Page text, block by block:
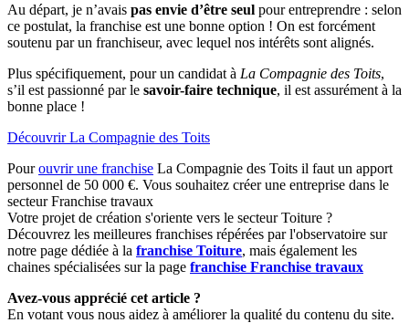
Au départ, je n’avais pas envie d’être seul pour entreprendre : selon
ce postulat, la franchise est une bonne option ! On est forcément
soutenu par un franchiseur, avec lequel nos intérêts sont alignés.
Plus spécifiquement, pour un candidat à La Compagnie des Toits,
s’il est passionné par le savoir-faire technique, il est assurément à la
bonne place !
Découvrir La Compagnie des Toits
Pourouvrir une franchise La Compagnie des Toits il faut un apport
personnel de 50 000 €. Vous souhaitez créer une entreprise dans le
secteur Franchise travaux
Votre projet de création s'oriente vers le secteur Toiture ?
Découvrez les meilleures franchises répérées par l'observatoire sur
notre page dédiée à la franchise Toiture, mais également les
chaines spécialisées sur la page franchise Franchise travaux
Avez-vous apprécié cet article ?
En votant vous nous aidez à améliorer la qualité du contenu du site.